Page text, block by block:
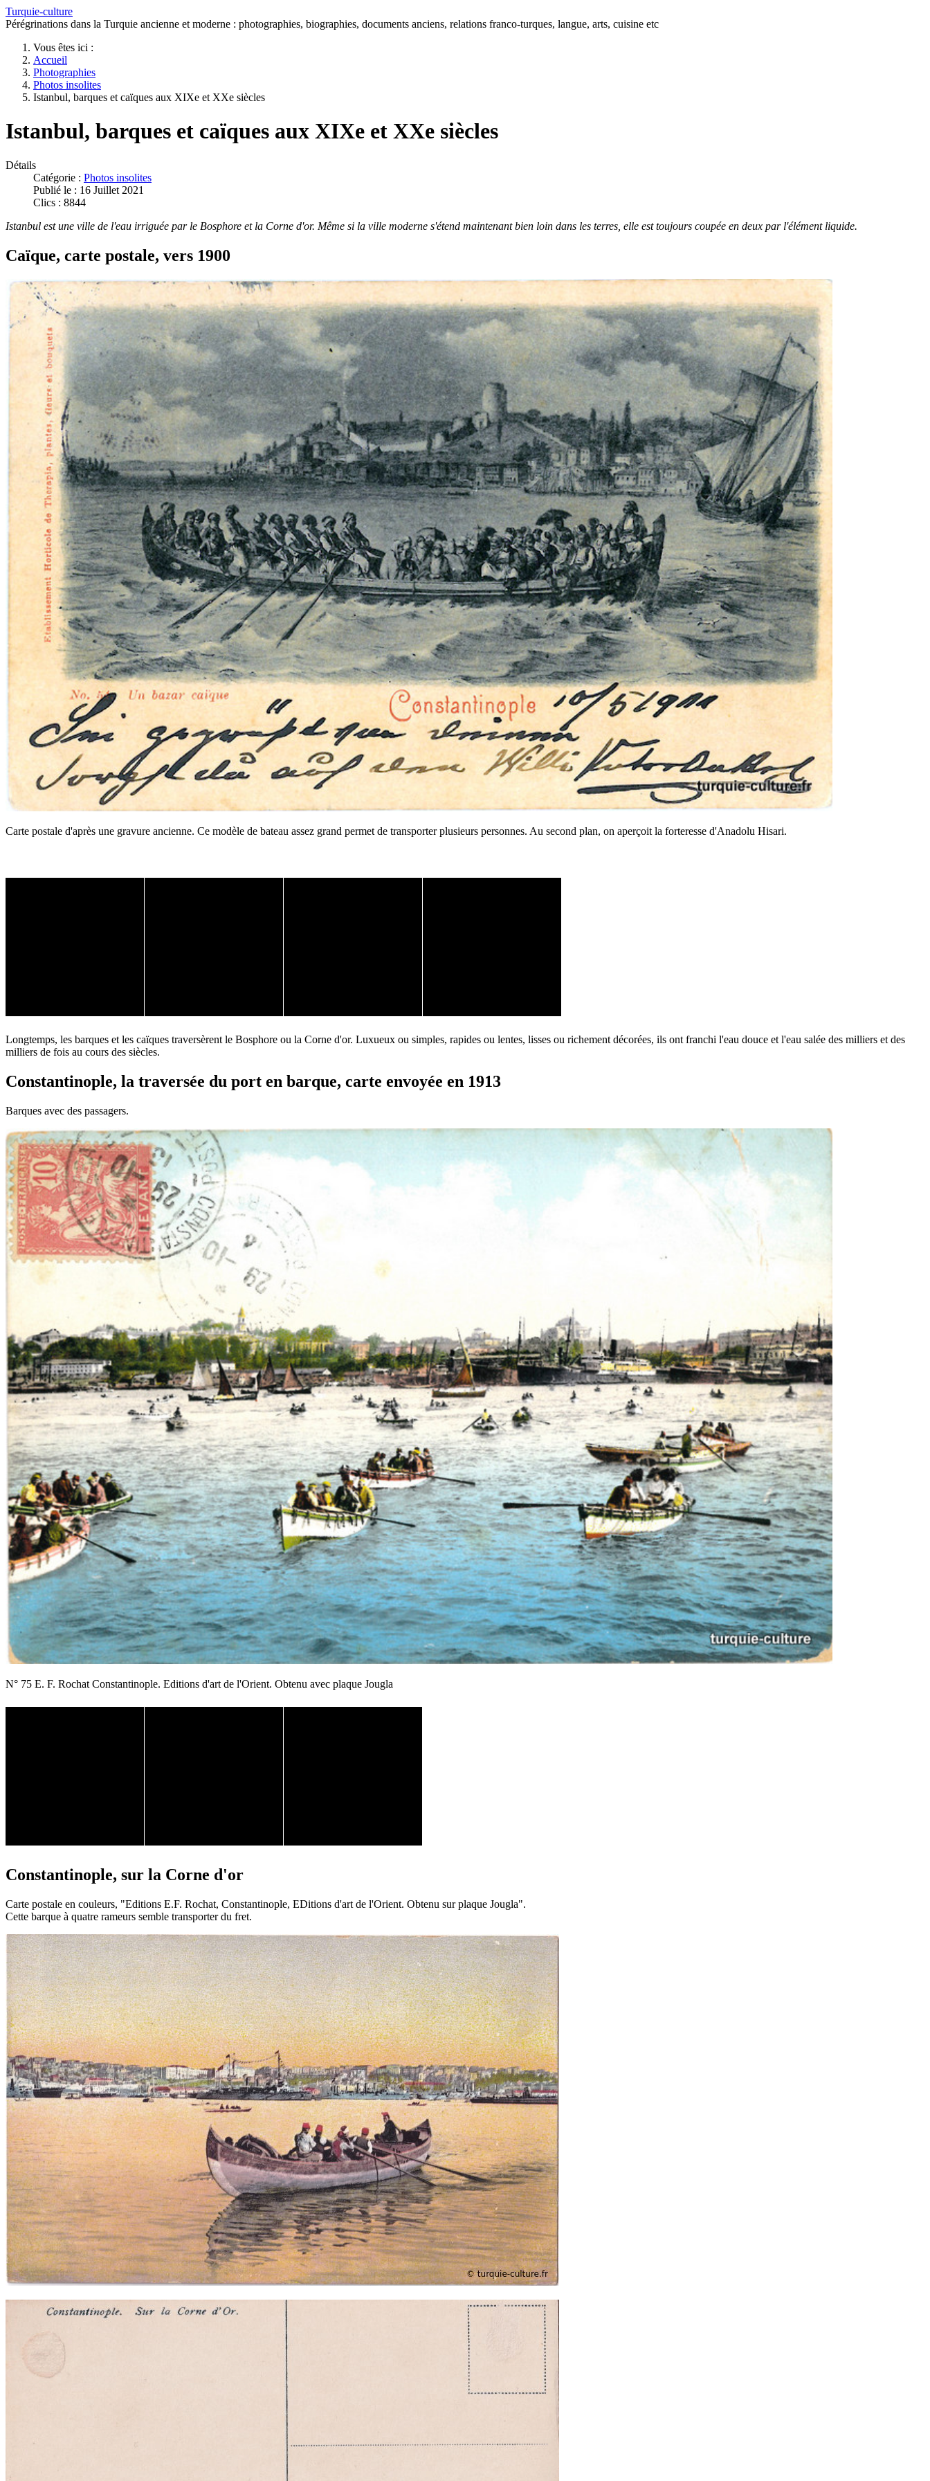
Turquie-culture
Pérégrinations dans la Turquie ancienne et moderne : photographies, biographies, documents anciens, relations franco-turques, langue, arts, cuisine etc
Vous êtes ici :
Accueil
Photographies
Photos insolites
Istanbul, barques et caïques aux XIXe et XXe siècles
Istanbul, barques et caïques aux XIXe et XXe siècles
Détails
Catégorie : Photos insolites
Publié le : 16 Juillet 2021
Clics : 8844
Istanbul est une ville de l'eau irriguée par le Bosphore et la Corne d'or. Même si la ville moderne s'étend maintenant bien loin dans les terres, elle est toujours coupée en deux par l'élément liquide.
Caïque, carte postale, vers 1900
Carte postale d'après une gravure ancienne. Ce modèle de bateau assez grand permet de transporter plusieurs personnes. Au second plan, on aperçoit la forteresse d'Anadolu Hisari.
Longtemps, les barques et les caïques traversèrent le Bosphore ou la Corne d'or. Luxueux ou simples, rapides ou lentes, lisses ou richement décorées, ils ont franchi l'eau douce et l'eau salée des milliers et des
milliers de fois au cours des siècles.
Constantinople, la traversée du port en barque, carte envoyée en 1913
Barques avec des passagers.
N° 75 E. F. Rochat Constantinople. Editions d'art de l'Orient. Obtenu avec plaque Jougla
Constantinople, sur la Corne d'or
Carte postale en couleurs, "Editions E.F. Rochat, Constantinople, EDitions d'art de l'Orient. Obtenu sur plaque Jougla".
Cette barque à quatre rameurs semble transporter du fret.